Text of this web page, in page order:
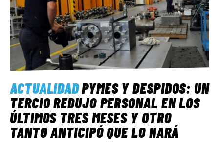
ACTUALIDADPYMES Y DESPIDOS: UN
TERCIO REDUJO PERSONAL EN LOS
ÚLTIMOS TRES MESES Y OTRO
TANTO ANTICIPÓ QUE LO HARÁ